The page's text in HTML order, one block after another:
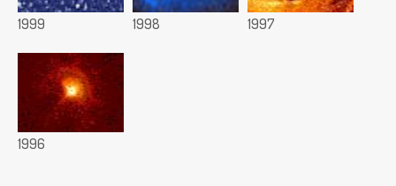
1999 1998 1997
1996